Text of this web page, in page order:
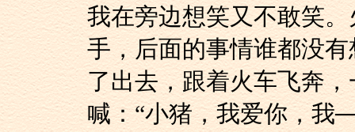
我在旁边想笑又不敢笑
手，后面的事情谁都没
了出去，跟着火车飞奔
喊：“小猪，我爱你，我